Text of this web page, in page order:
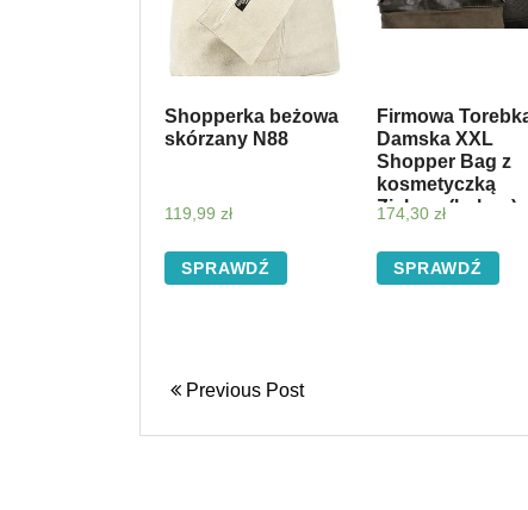
Shopperka beżowa
skórzany N88
119,99 zł
SPRAWDŹ
Firmowa
Damska XXL
Shopper Bag z
kosmetyczką
Zielona (kolory)
174,30 zł
SPRAWDŹ
Previous Post